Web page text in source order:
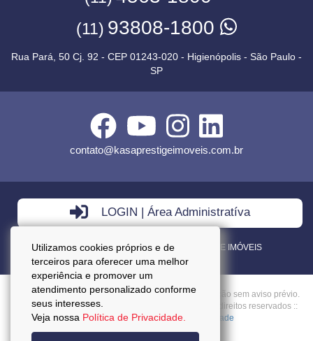
Utilizamos cookies próprios e de
terceiros para oferecer uma melhor
experiência e promover um
atendimento personalizado conforme
seus interesses.
Veja nossa Política de Privacidade.
(11) 93808-1800
Rua Pará, 50 Cj. 92 - CEP 01243-020 - Higienópolis - São Paulo -
SP
contato@kasaprestigeimoveis.com.br
LOGIN | Área Administratíva
VENDA - LOCAÇÃO - ADMINISTRAÇÃO DE IMÓVEIS
Preços mencionados neste site estão sujeitos a alteração sem aviso prévio.
Copyright © 2026 - Kasa Prestige Imoveis :: Todos os direitos reservados ::
CRECI: J27037 ::Política da Privacidade